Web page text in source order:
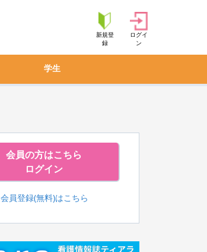
新規登
録
ログイ
ン
学生
会員の方はこちら
ログイン
会員登録(無料)はこちら